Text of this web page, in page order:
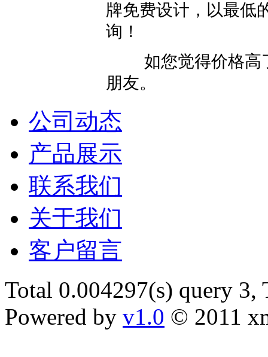
牌免费设计，以最低
询！
如您觉得价格高了
朋友。
公司动态
产品展示
联系我们
关于我们
客户留言
Total 0.004297(s) query
Powered by v1.0 © 2011